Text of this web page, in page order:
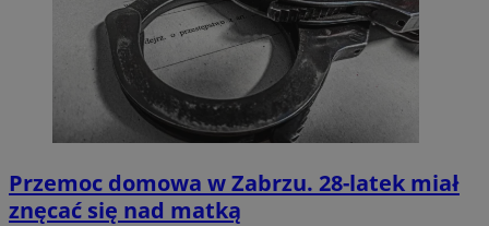
Przemoc domowa w Zabrzu. 28-latek miał
znęcać się nad matką